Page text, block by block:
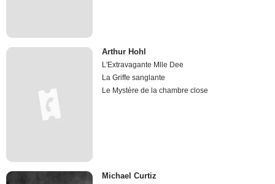
Arthur Hohl
L'Extravagante Mlle Dee
La Griffe sanglante
Le Mystère de la chambre close
Michael Curtiz